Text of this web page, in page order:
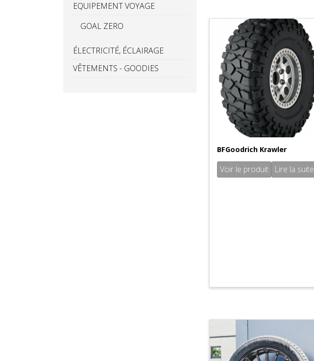
EQUIPEMENT VOYAGE
GOAL ZERO
ÉLECTRICITÉ, ÉCLAIRAGE
VÊTEMENTS - GOODIES
BFGoodrich Krawler
Voir le produit Lire la suite